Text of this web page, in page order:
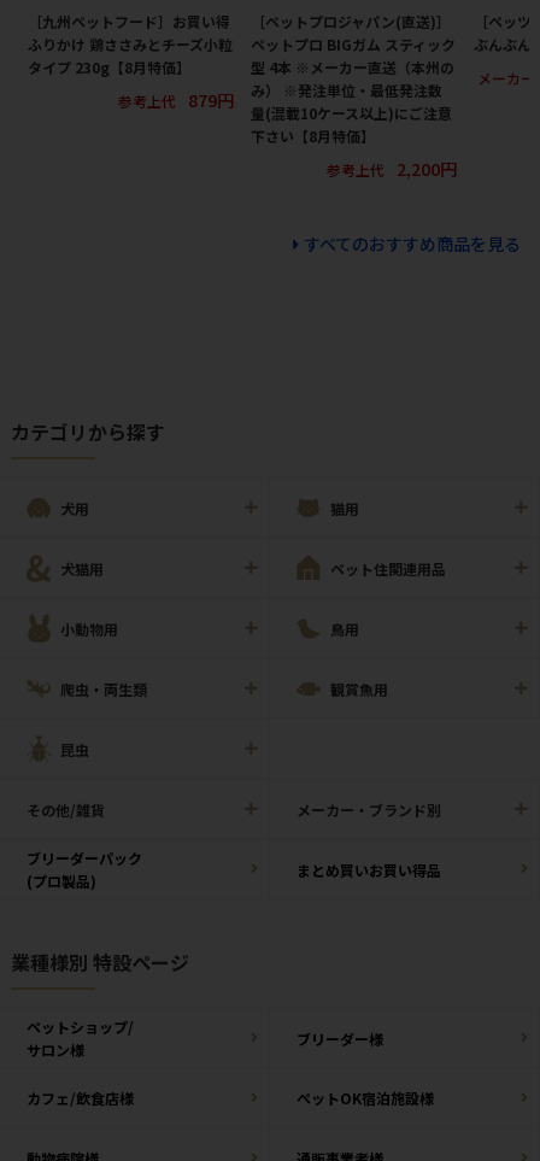
［九州ペットフード］お買い得
ふりかけ 鶏ささみとチーズ小粒
タイプ 230g【8月特価】
参考上代
879円
［ペットプロジャパン(直送)］
ペットプロ BIGガム スティック
型 4本 ※メーカー直送（本州の
み） ※発注単位・最低発注数
量(混載10ケース以上)にご注意
下さい【8月特価】
参考上代
2,200円
［ペッ
ぶんぶん
メーカ
すべてのおすすめ商品を見る
カテゴリから探す
犬用 猫用
犬猫用 ペット住関連用品
小動物用 鳥用
爬虫・両生類 観賞魚用
昆虫
その他/雑貨 メーカー・ブランド別
ブリーダーパック
(プロ製品)
まとめ買いお買い得品
業種様別 特設ページ
ペットショップ/
サロン様
ブリーダー様
カフェ/飲食店様 ペットOK宿泊施設様